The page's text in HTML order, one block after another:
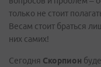
только не стоит
Весам стоит браться
них самих!
Сегодня Скорпион